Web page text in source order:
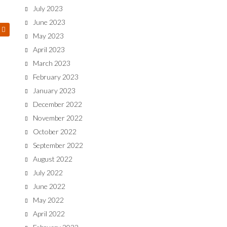
July 2023
June 2023
May 2023
April 2023
March 2023
February 2023
January 2023
December 2022
November 2022
October 2022
September 2022
August 2022
July 2022
June 2022
May 2022
April 2022